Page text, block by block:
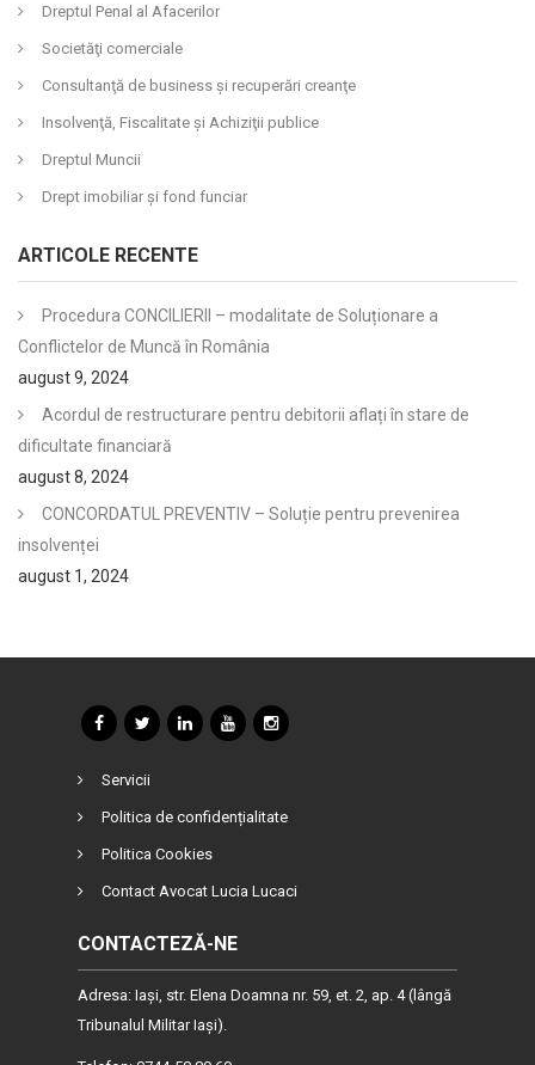
Dreptul Penal al Afacerilor
Societăţi comerciale
Consultanţă de business şi recuperări creanţe
Insolvenţă, Fiscalitate şi Achiziţii publice
Dreptul Muncii
Drept imobiliar şi fond funciar
ARTICOLE RECENTE
Procedura CONCILIERII – modalitate de Soluționare a
Conflictelor de Muncă în România
august 9, 2024
Acordul de restructurare pentru debitorii aflați în stare de
dificultate financiară
august 8, 2024
CONCORDATUL PREVENTIV – Soluție pentru prevenirea
insolvenței
august 1, 2024
Servicii
Politica de confidențialitate
Politica Cookies
Contact Avocat Lucia Lucaci
CONTACTEZĂ-NE
Adresa: Iaşi, str. Elena Doamna nr. 59, et. 2, ap. 4 (lângă
Tribunalul Militar Iaşi).